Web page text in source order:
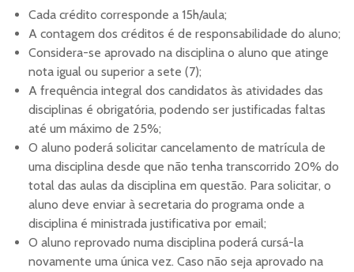
Cada crédito corresponde a 15h/aula;
A contagem dos créditos é de responsabilidade do aluno;
Considera-se aprovado na disciplina o aluno que atinge
nota igual ou superior a sete (7);
A frequência integral dos candidatos às atividades das
disciplinas é obrigatória, podendo ser justificadas faltas
até um máximo de 25%;
O aluno poderá solicitar cancelamento de matrícula de
uma disciplina desde que não tenha transcorrido 20% do
total das aulas da disciplina em questão. Para solicitar, o
aluno deve enviar à secretaria do programa onde a
disciplina é ministrada justificativa por email;
O aluno reprovado numa disciplina poderá cursá-la
novamente uma única vez. Caso não seja aprovado na